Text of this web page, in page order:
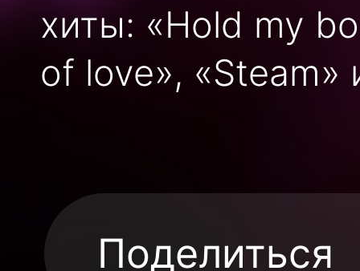
хиты: «Hold my
of love», «Steam»
Поделиться